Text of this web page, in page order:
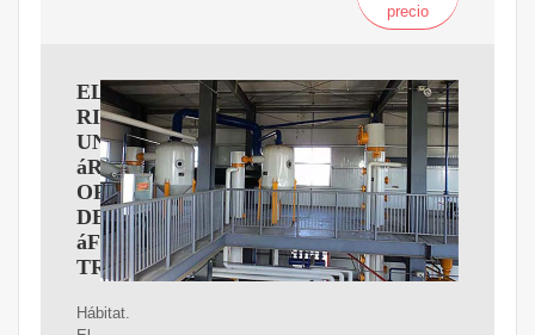
precio
EL
RICINO,
UN
áRBOL
ORIGINARIO
DE
áFRICA
TROPICAL
Hábitat.